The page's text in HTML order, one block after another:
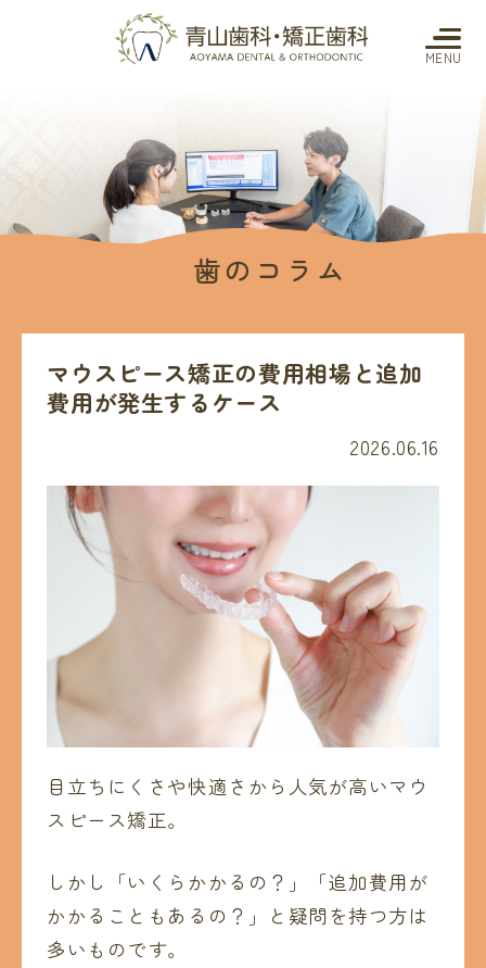
MENU
歯のコラム
マウスピース矯正の費用相場と追加
費用が発生するケース
2026.06.16
目立ちにくさや快適さから人気が高いマウ
スピース矯正。
しかし「いくらかかるの？」「追加費用が
かかることもあるの？」と疑問を持つ方は
多いものです。